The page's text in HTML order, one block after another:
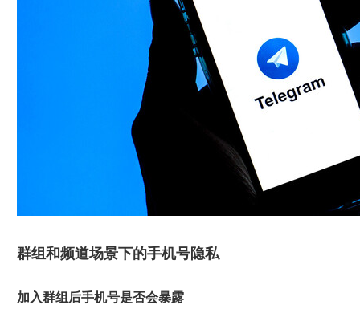
群组和频道场景下的手机号隐私
加入群组后手机号是否会暴露